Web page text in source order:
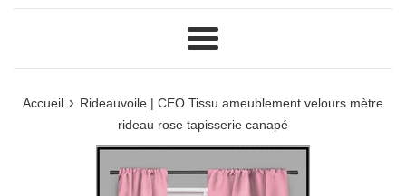
Menu
Accueil › Rideauvoile | CEO Tissu ameublement velours mètre
rideau rose tapisserie canapé